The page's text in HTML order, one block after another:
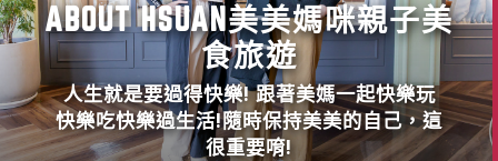
ABOUT HSUAN美美媽咪親子美
食旅遊
人生就是要過得快樂! 跟著美媽一起快樂玩
快樂吃快樂過生活!隨時保持美美的自己，這
很重要唷!